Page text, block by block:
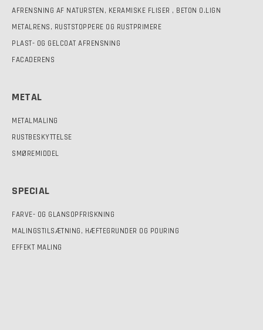
AFRENSNING AF NATURSTEN, KERAMISKE FLISER , BETON O.LIGN
METALRENS, RUSTSTOPPERE OG RUSTPRIMERE
PLAST- OG GELCOAT AFRENSNING
FACADERENS
METAL
METALMALING
RUSTBESKYTTELSE
SMØREMIDDEL
SPECIAL
FARVE- OG GLANSOPFRISKNING
MALINGSTILSÆTNING, HÆFTEGRUNDER OG POURING
EFFEKT MALING